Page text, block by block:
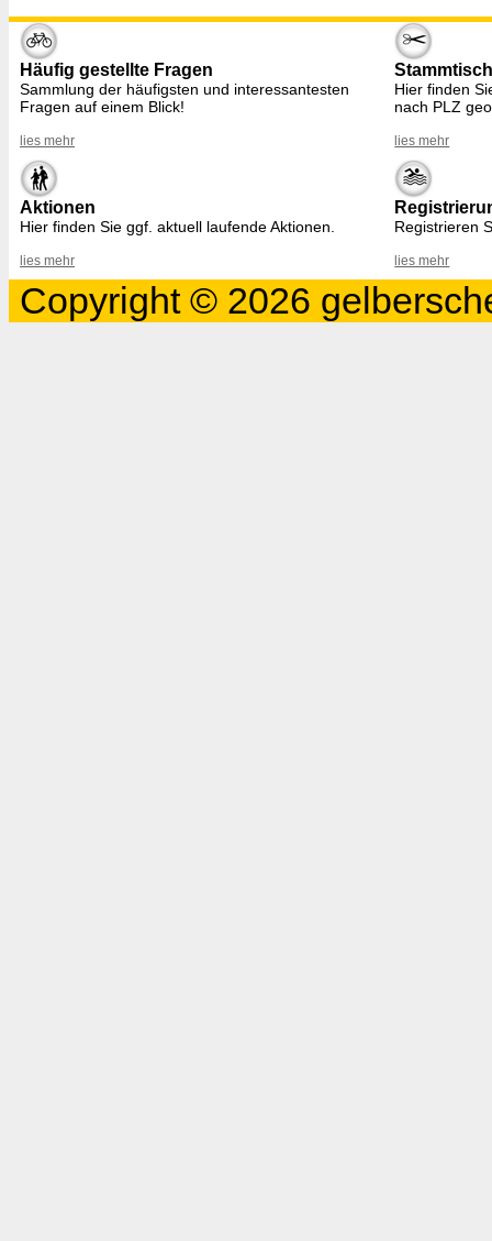
Häufig gestellte Fragen
Sammlung der häufigsten und interessantesten
Fragen auf einem Blick!
lies mehr
Hier finden
nach PLZ
lies mehr
Aktionen
Hier finden Sie ggf. aktuell laufende Aktionen.
lies mehr
Registrieren
lies mehr
Copyright © 2026